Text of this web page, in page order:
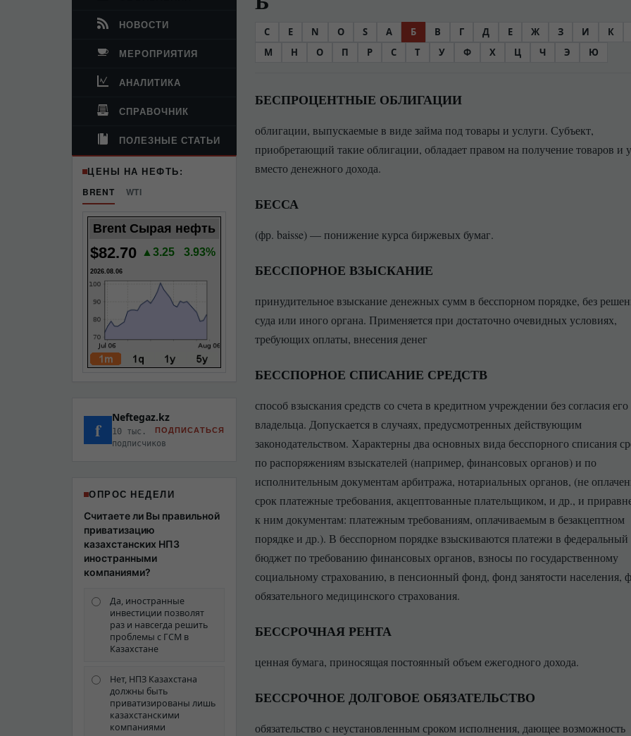
НОВОСТИ
МЕРОПРИЯТИЯ
АНАЛИТИКА
СПРАВОЧНИК
ПОЛЕЗНЫЕ СТАТЬИ
ЦЕНЫ НА НЕФТЬ:
BRENT
WTI
Brent Сырая нефть
$82.70 ▲3.25 3.93%
2026.08.06
f Neftegaz.kz
10 тыс.
подписчиков
ПОДПИСАТЬСЯ
ОПРОС НЕДЕЛИ
Считаете ли Вы правильной
приватизацию
казахстанских НПЗ
иностранными
компаниями?
Да, иностранные
инвестиции позволят
раз и навсегда решить
проблемы с ГСМ в
Казахстане
Нет, НПЗ Казахстана
должны быть
приватизированы лишь
казахстанскими
компаниями
C E N O S А Б В Г Д Е Ж З И К
М
Н О П Р С Т У Ф Х Ц Ч Э Ю
БЕСПРОЦЕНТНЫЕ ОБЛИГАЦИИ
облигации, выпускаемые в виде займа под товары и услуги. Субъект,
приобретающий такие облигации, обладает правом на получение товаров и
вместо денежного дохода.
БЕССА
(фр. baisse) — понижение курса биржевых бумаг.
БЕССПОРНОЕ ВЗЫСКАНИЕ
принудительное взыскание денежных сумм в бесспорном порядке, без
суда или иного органа. Применяется при достаточно очевидных условиях,
требующих оплаты, внесения денег
БЕССПОРНОЕ СПИСАНИЕ СРЕДСТВ
способ взыскания средств со счета в кредитном учреждении без согласия его
владельца. Допускается в случаях, предусмотренных действующим
законодательством. Характерны два основных вида бесспорного списания
по распоряжениям взыскателей (например, финансовых органов) и по
исполнительным документам арбитража, нотариальных органов, (не
срок платежные требования, акцептованные плательщиком, и др., и
к ним документам: платежным требованиям, оплачиваемым в безакцептном
порядке и др.). В бесспорном порядке взыскиваются платежи в федеральный
бюджет по требованию финансовых органов, взносы по государственному
социальному страхованию, в пенсионный фонд, фонд занятости населения,
обязательного медицинского страхования.
БЕССРОЧНАЯ РЕНТА
ценная бумага, приносящая постоянный объем ежегодного дохода.
БЕССРОЧНОЕ ДОЛГОВОЕ ОБЯЗАТЕЛЬСТВО
обязательство с неустановленным сроком исполнения, дающее возможность